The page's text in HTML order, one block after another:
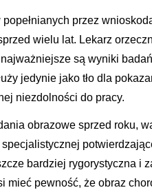
przez
wielu lat. Lekarz
są wyniki
jedynie jako tło dla
niezdolności do pracy.
obrazowe sprzed roku,
bardziej rygorystyczna i
mieć pewność, że obraz